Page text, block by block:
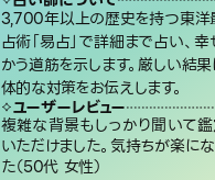
3,700年以上の歴史を持つ東洋
占術「易占」で詳細まで占い、
かう道筋を示します。厳しい結
体的な対策をお伝えします。
ユーザーレビュー
複雑な背景もしっかり聞いて
いただけました。気持ちが楽に
た（50代 女性）
恋愛のお悩みの中でも特に「
係」の相談を得意としており
恋人未満なお相手との今後や
寧に読み解き恋愛成就へと導
ユーザーレビュー
鑑定していただいてアドバイス
動すると仲が復活してきました
とうございました（40代 女性
連絡再開、復縁、成就な
多数。セラピストとして2
験があるからこそできる鑑
い未来をサポートします。
ユーザーレビュー
とても心温まる鑑定でした
らは何も言っていないのに
しゃるんだなと驚きです（
霊視×オラクルカードを使って「今」と「未来」そして「気になるあの人の気持ち」まで丁寧に読み解き、恋や人生のヒントを優し
ユーザーレビュー
不安な気持ちが嘘みた
た…！よく視えていらっし
感じました（40代 女性）
未来には何パターン
ます。不安で視えにく
たの素敵な未来を見
選択できるようアドバイ
ユーザーレビュー
職場の人の性質や人間関
本当によく視えていてび
打てて前向きになれま
占い師について
復縁、恋愛、不倫の
思い、仕事関係や借
いことや心の負担に
紐解き、背中をそっと押
ユーザーレビュー
安心感のあり、言い切っ
さない鑑定のおかげで
持ちを整えられます（